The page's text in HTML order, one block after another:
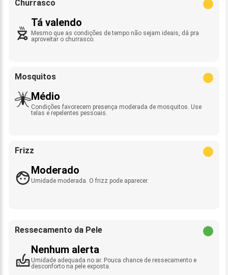
Churrasco
Tá valendo
Mesmo que as condições de tempo não sejam ideais, dá pra
aproveitar o churrasco.
Mosquitos
Médio
Condições favorecem presença moderada de mosquitos. Use
telas e repelentes pessoais.
Frizz
Moderado
Umidade moderada. O frizz pode aparecer.
Ressecamento da Pele
Nenhum alerta
Umidade adequada no ar. Pouca chance de ressecamento e
desconforto na pele exposta.